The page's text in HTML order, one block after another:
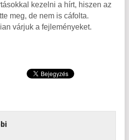
kezelni a hírt, hiszen az
meg, de nem is cáfolta.
várjuk a fejleményeket.